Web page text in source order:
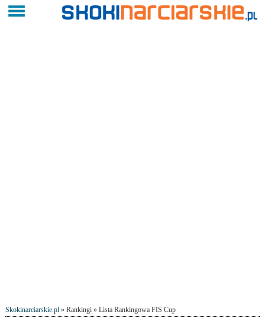
Skokinarciarskie.pl» Rankingi » Lista Rankingowa FIS Cup